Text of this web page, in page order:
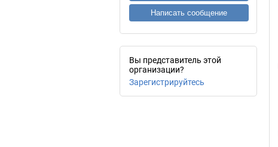
Написать сообщение
Вы представитель этой
организации?
Зарегистрируйтесь